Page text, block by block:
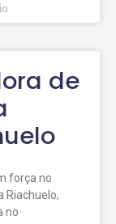
de
força no
Riachuelo,
no